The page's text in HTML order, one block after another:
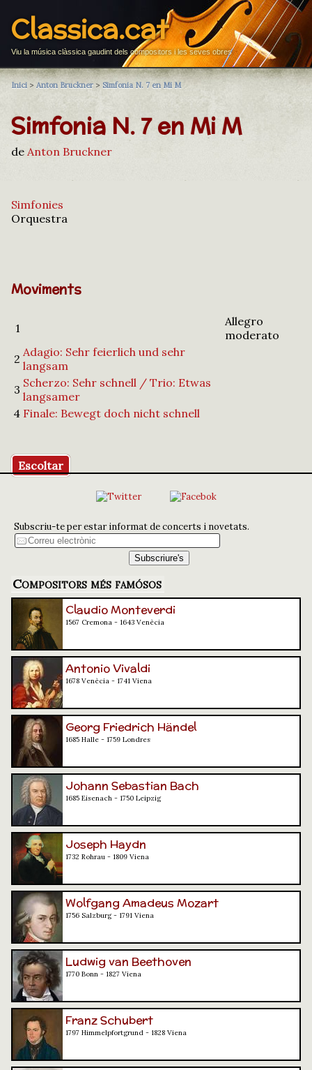
Classica.cat
Viu la música clàssica gaudint dels compositors i les seves obres
Inici > Anton Bruckner > Simfonia N. 7 en Mi M
Simfonia N. 7 en Mi M
de Anton Bruckner
Simfonies
Orquestra
Moviments
1
Allegro
moderato
2 Adagio: Sehr feierlich und sehr
langsam
3 Scherzo: Sehr schnell / Trio: Etwas
langsamer
4 Finale: Bewegt doch nicht schnell
Escoltar
Subscriu-te per estar informat de concerts i novetats.
Compositors més famósos
Claudio Monteverdi
1567 Cremona - 1643 Venècia
Antonio Vivaldi
1678 Venècia - 1741 Viena
Georg Friedrich Händel
1685 Halle - 1759 Londres
Johann Sebastian Bach
1685 Eisenach - 1750 Leipzig
Joseph Haydn
1732 Rohrau - 1809 Viena
Wolfgang Amadeus Mozart
1756 Salzburg - 1791 Viena
Ludwig van Beethoven
1770 Bonn - 1827 Viena
Franz Schubert
1797 Himmelpfortgrund - 1828 Viena